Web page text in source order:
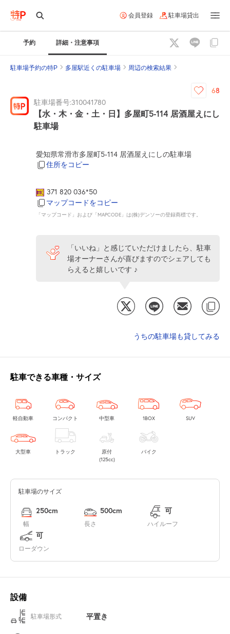
会員登録 駐車場貸出
予約 詳細・注意事項
駐車場予約の特P 多屋駅近くの駐車場 周辺の検索結果
68
駐車場番号:310041780
【水・木・金・土・日】多屋町5-114 居酒屋えにし
駐車場
愛知県常滑市多屋町5-114 居酒屋えにしの駐車場
住所をコピー
371 820 036*50
マップコードをコピー
「マップコード」および「MAPCODE」は(株)デンソーの登録商標です。
「いいね」と感じていただけましたら、駐車
場オーナーさんが喜びますのでシェアしても
らえると嬉しいです ♪
うちの駐車場も貸してみる
駐車できる車種・サイズ
軽自動車 コンパクト 中型車 1BOX SUV
大型車 トラック
原付
(125cc)
バイク
駐車場のサイズ
幅
250cm
長さ
500cm
ハイルーフ
可
ローダウン
可
設備
駐車場形式 平置き